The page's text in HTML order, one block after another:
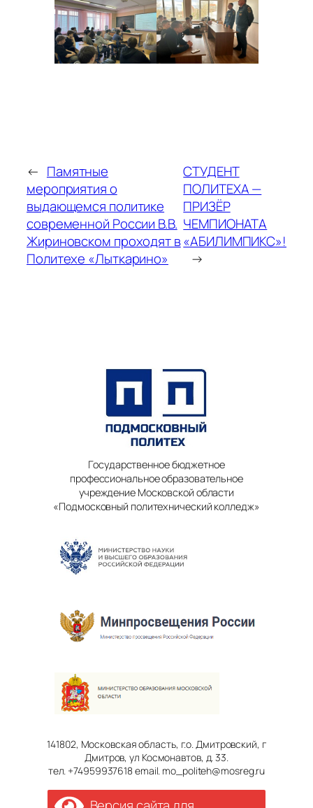
← Памятные
мероприятия о
выдающемся политике
современной России В.В.
Жириновском проходят в
Политехе «Лыткарино»
СТУДЕНТ
ПОЛИТЕХА —
ПРИЗЁР
ЧЕМПИОНАТА
«АБИЛИМПИКС»!
→
Государственное бюджетное
профессиональное образовательное
учреждение Московской области
«Подмосковный политехнический колледж»
141802, Московская область, г.о. Дмитровский, г
Дмитров, ул Космонавтов, д. 33.
тел. +74959937618 email. mo_politeh@mosreg.ru